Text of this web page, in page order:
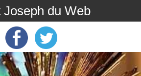
Joseph du Web